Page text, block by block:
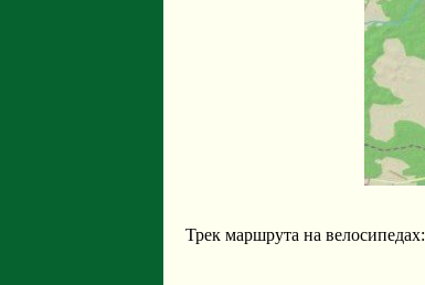
Трек маршрута на велосипедах: